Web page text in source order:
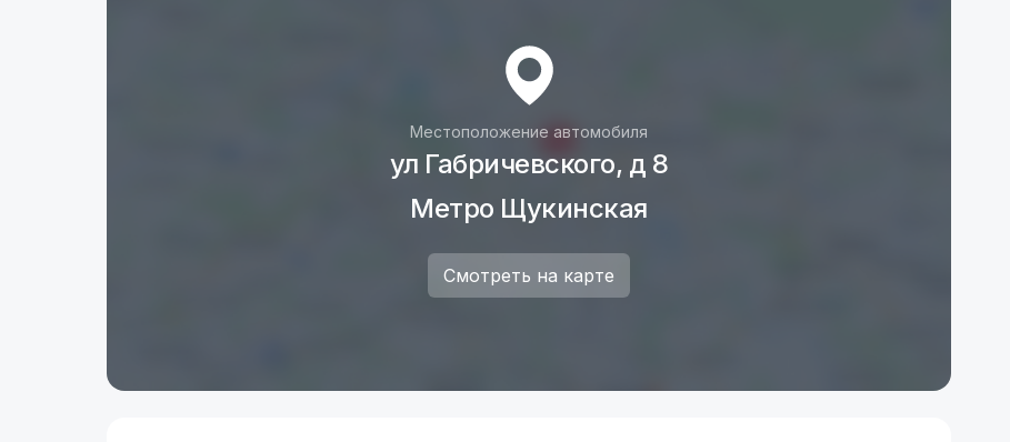
Местоположение автомобиля
ул Габричевского, д 8
Метро Щукинская
Смотреть на карте